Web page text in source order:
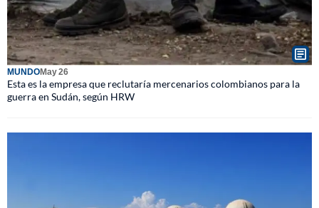
MUNDOMay 26
Esta es la empresa que reclutaría mercenarios colombianos para la
guerra en Sudán, según HRW